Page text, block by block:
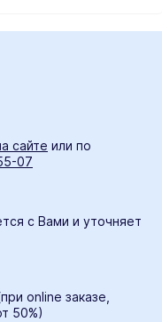
сайте или по
07
с Вами и уточняет
online заказе,
50%)